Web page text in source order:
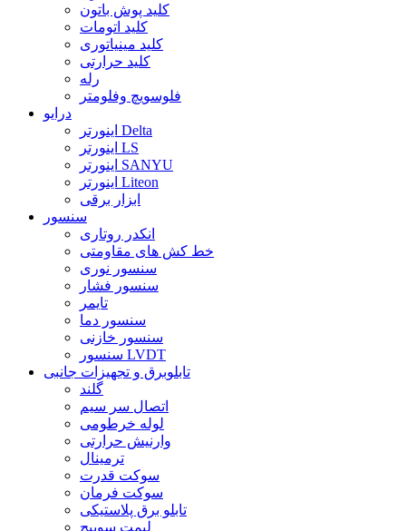
کلید پوش باتون
کلید اتومات
کلید مینیاتوری
کلید حرارتی
رله
فلوسویچ وفلومتر
درایو
اینورتر Delta
اینورتر LS
اینورتر SANYU
اینورتر Liteon
ابزار برقی
سنسور
انکدر روتاری
خط کش های مقاومتی
سنسور نوری
سنسور فشار
تایمر
سنسور دما
سنسور خازنی
سنسور LVDT
تابلوبرق و تجهیزات جانبی
گلند
اتصال سر سیم
لوله خرطومی
وارنیش حرارتی
ترمینال
سوکت قدرت
سوکت فرمان
تابلو برق پلاستیکی
لیمت سوییچ